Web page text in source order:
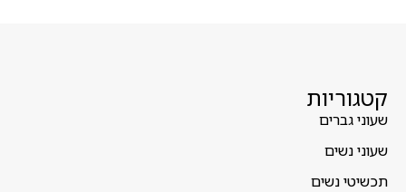
קטגוריות
שעוני גברים
שעוני נשים
תכשיטי נשים